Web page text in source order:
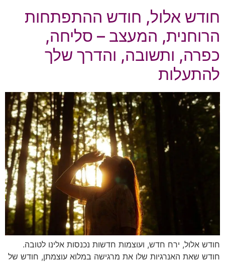
חודש אלול, חודש ההתפתחות
הרוחנית, המעצב – סליחה,
כפרה, ותשובה, והדרך שלך
להתעלות
חודש אלול, ירח חדש, ועוצמות חדשות נכנסות אלינו לטובה.
חודש שאת האנרגיות שלו את מרגישה במלוא עוצמתן, חודש של